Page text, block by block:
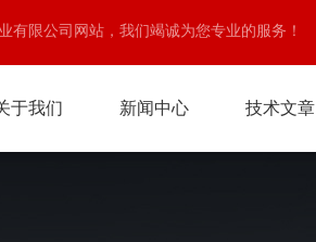
有限公司网站，我们竭诚为您专业的服务！
于我们 新闻中心 技术文章